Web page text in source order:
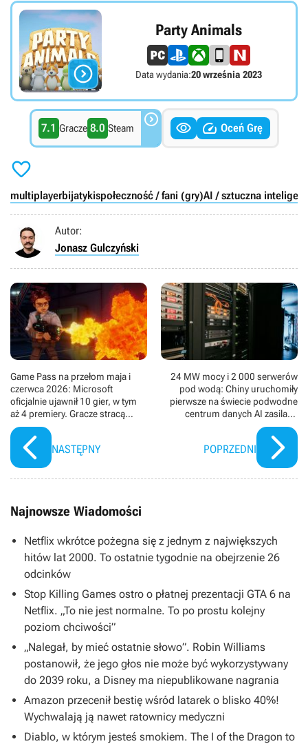

Party Animals
Data wydania:20 września 2023
7.1 Gracze 8.0 Steam    Oceń Grę

multiplayerbijatykispołeczność / fani (gry)AI / sztuczna
Autor:
Jonasz Gulczyński
Game Pass na przełom maja i
czerwca 2026: Microsoft
oficjalnie ujawnił 10 gier, w tym
aż 4 premiery. Gracze stracą
jednak świetne RPG i polski city
builder
NASTĘPNY
24 MW mocy i 2 000 serwerów
pod wodą: Chiny uruchomiły
pierwsze na świecie podwodne
centrum danych AI zasilane
morską energią wiatrową
POPRZEDNI
Najnowsze Wiadomości
Netflix wkrótce pożegna się z jednym z największych
hitów lat 2000. To ostatnie tygodnie na obejrzenie 26
odcinków
Stop Killing Games ostro o płatnej prezentacji GTA 6 na
Netflix. „To nie jest normalne. To po prostu kolejny
poziom chciwości”
„Nalegał, by mieć ostatnie słowo”. Robin Williams
postanowił, że jego głos nie może być wykorzystywany
do 2039 roku, a Disney ma niepublikowane nagrania
Amazon przecenił bestię wśród latarek o blisko 40%!
Wychwalają ją nawet ratownicy medyczni
Diablo, w którym jesteś smokiem. The I of the Dragon to